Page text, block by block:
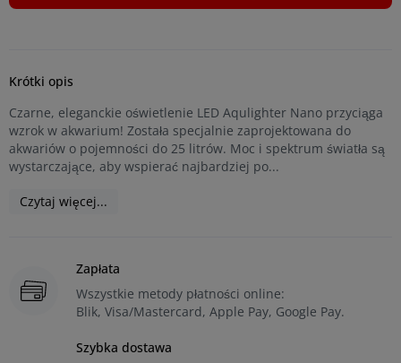
Krótki opis
Czarne, eleganckie oświetlenie LED Aqulighter Nano przyciąga
wzrok w akwarium! Została specjalnie zaprojektowana do
akwariów o pojemności do 25 litrów. Moc i spektrum światła są
wystarczające, aby wspierać najbardziej po...
Czytaj więcej...
Zapłata
Wszystkie metody płatności online:
Blik, Visa/Mastercard, Apple Pay, Google Pay.
Szybka dostawa